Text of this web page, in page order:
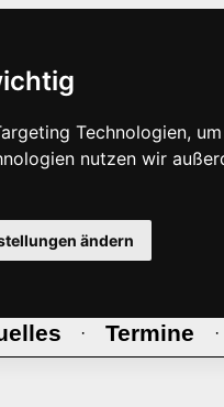
Technologien,
nutzen wir
ändern
· Termine ·